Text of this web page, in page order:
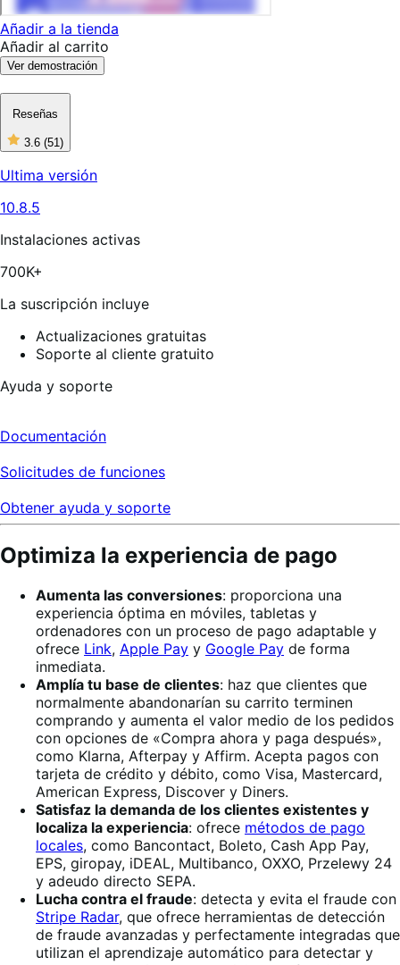
Añadir a la tienda
Añadir al carrito
Ver demostración
Reseñas
3.6 (51)
3
5
51
Ultima versión
10.8.5
Instalaciones activas
700K+
La suscripción incluye
Actualizaciones gratuitas
Soporte al cliente gratuito
Ayuda y soporte
Documentación
Solicitudes de funciones
Obtener ayuda y soporte
Optimiza la experiencia de pago
Aumenta las conversiones: proporciona una
experiencia óptima en móviles, tabletas y
ordenadores con un proceso de pago adaptable y
ofrece Link, Apple Pay y Google Pay de forma
inmediata.
Amplía tu base de clientes: haz que clientes que
normalmente abandonarían su carrito terminen
comprando y aumenta el valor medio de los pedidos
con opciones de «Compra ahora y paga después»,
como Klarna, Afterpay y Affirm. Acepta pagos con
tarjeta de crédito y débito, como Visa, Mastercard,
American Express, Discover y Diners.
Satisfaz la demanda de los clientes existentes y
localiza la experiencia: ofrece métodos de pago
locales, como Bancontact, Boleto, Cash App Pay,
EPS, giropay, iDEAL, Multibanco, OXXO, Przelewy 24
y adeudo directo SEPA.
Lucha contra el fraude: detecta y evita el fraude con
Stripe Radar, que ofrece herramientas de detección
de fraude avanzadas y perfectamente integradas que
utilizan el aprendizaje automático para detectar y